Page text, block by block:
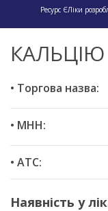
Ресурс ЄЛіки
• Торгова назва:
• МНН:
• ATC:
Наявність у